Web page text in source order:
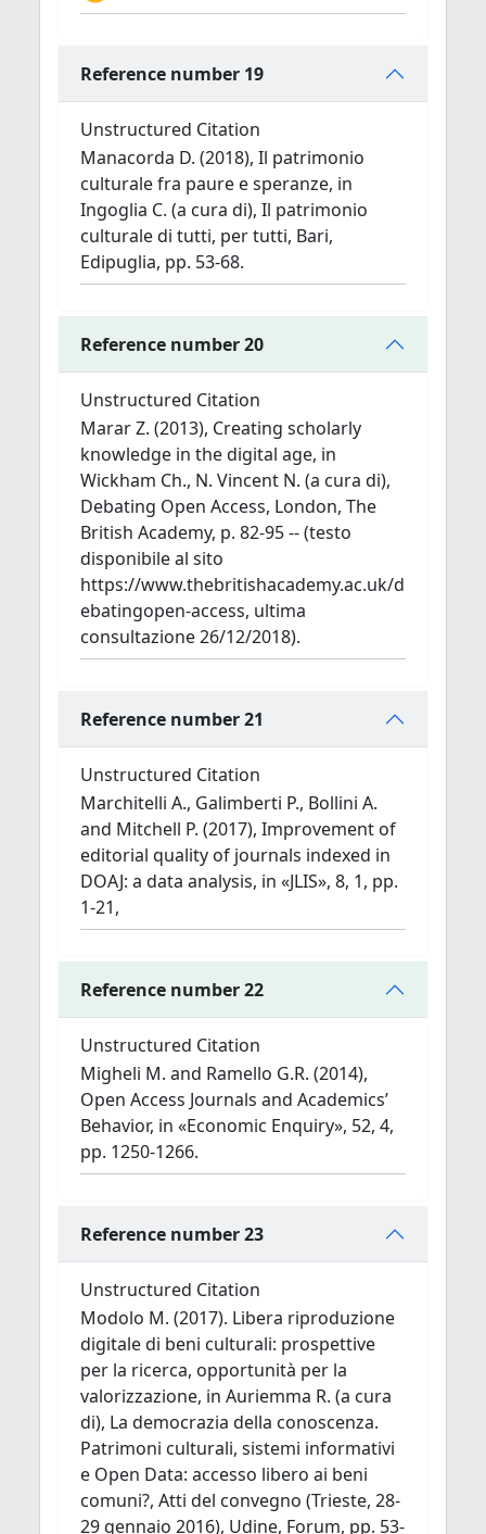
Reference number 19
Unstructured Citation
Manacorda D. (2018), Il patrimonio
culturale fra paure e speranze, in
Ingoglia C. (a cura di), Il patrimonio
culturale di tutti, per tutti, Bari,
Edipuglia, pp. 53-68.
Reference number 20
Unstructured Citation
Marar Z. (2013), Creating scholarly
knowledge in the digital age, in
Wickham Ch., N. Vincent N. (a cura di),
Debating Open Access, London, The
British Academy, p. 82-95 -- (testo
disponibile al sito
https://www.thebritishacademy.ac.uk/d
ebatingopen-access, ultima
consultazione 26/12/2018).
Reference number 21
Unstructured Citation
Marchitelli A., Galimberti P., Bollini A.
and Mitchell P. (2017), Improvement of
editorial quality of journals indexed in
DOAJ: a data analysis, in «JLIS», 8, 1, pp.
1-21,
Reference number 22
Unstructured Citation
Migheli M. and Ramello G.R. (2014),
Open Access Journals and Academics’
Behavior, in «Economic Enquiry», 52, 4,
pp. 1250-1266.
Reference number 23
Unstructured Citation
Modolo M. (2017). Libera riproduzione
digitale di beni culturali: prospettive
per la ricerca, opportunità per la
valorizzazione, in Auriemma R. (a cura
di), La democrazia della conoscenza.
Patrimoni culturali, sistemi informativi
e Open Data: accesso libero ai beni
comuni?, Atti del convegno (Trieste, 28-
29 gennaio 2016), Udine, Forum, pp. 53-